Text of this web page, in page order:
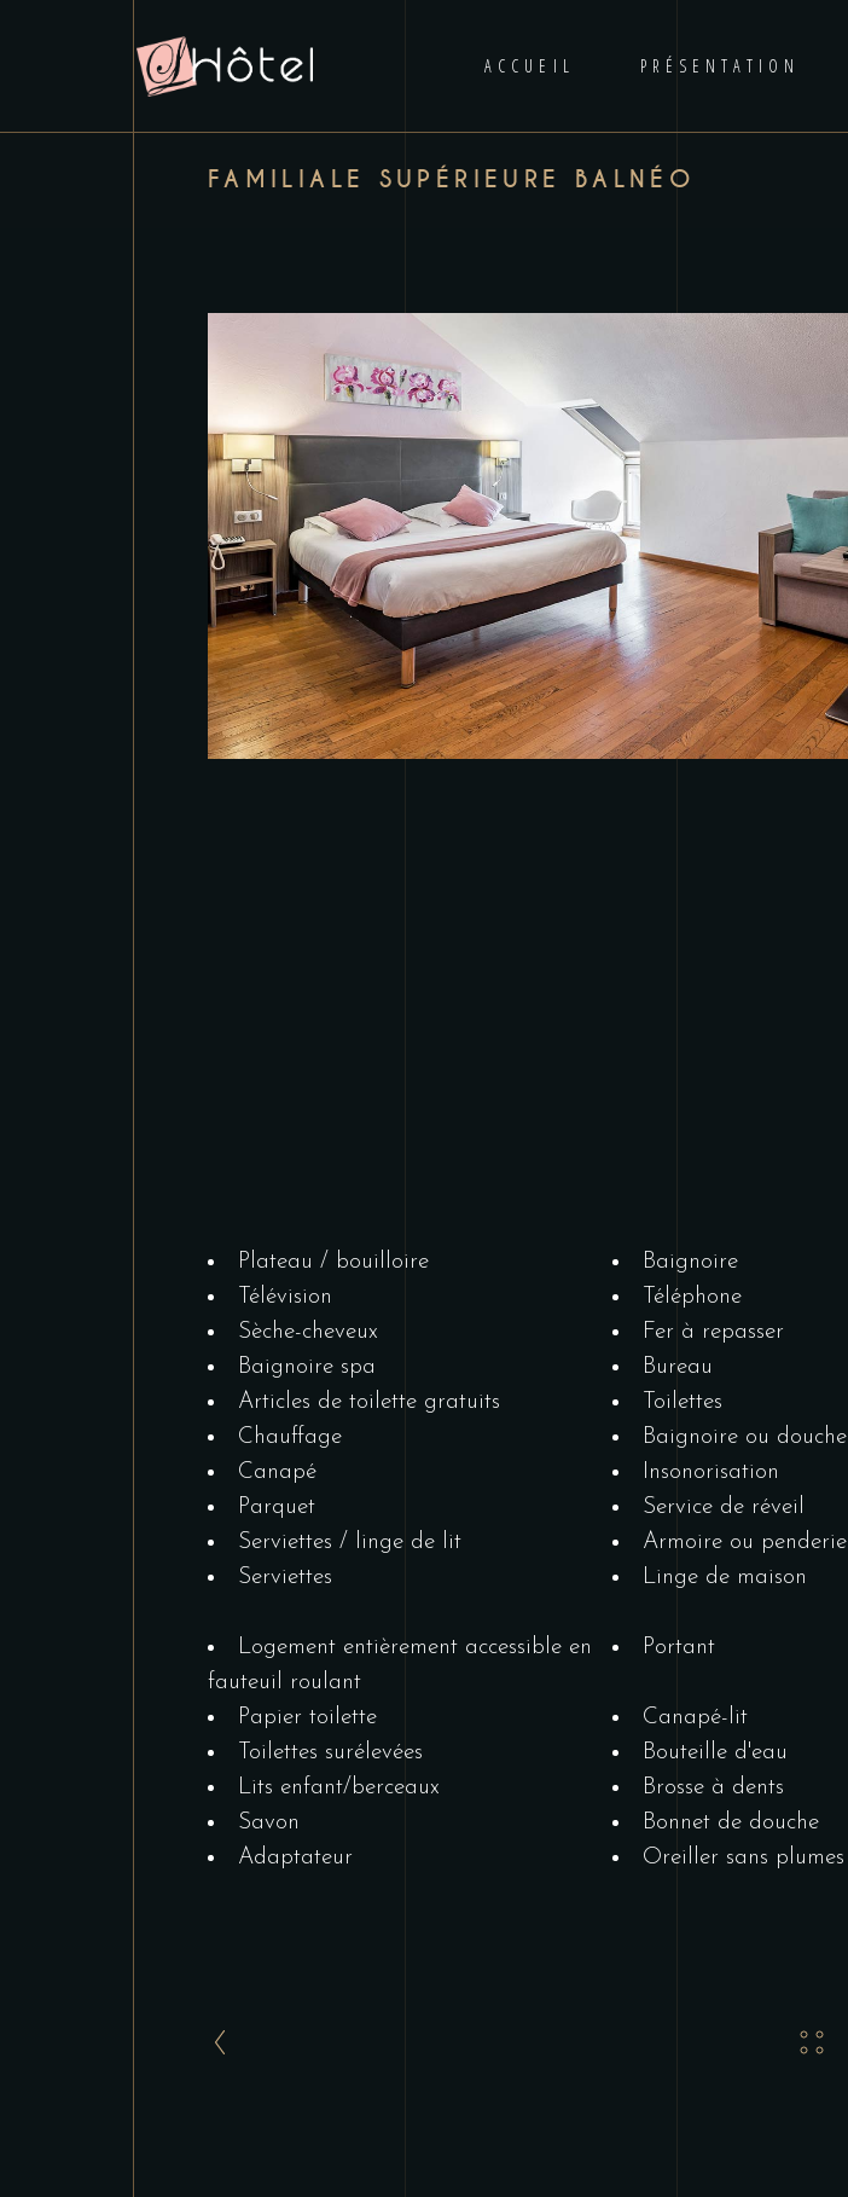
ACCUEIL PRÉSENTATION
FAMILIALE SUPÉRIEURE BALNÉO
Plateau / bouilloire Baignoire
Télévision
Téléphone
Sèche-cheveux
Fer à repasser
Baignoire spa
Bureau
Articles de toilette gratuits
Toilettes
Chauffage
Baignoire ou douche
Canapé
Insonorisation
Parquet
Service de réveil
Serviettes / linge de lit
Armoire ou penderie
Serviettes
Linge de maison
Logement entièrement accessible en
fauteuil roulant
Portant
Papier toilette Canapé-lit
Toilettes surélevées
Bouteille d'eau
Lits enfant/berceaux
Brosse à dents
Savon
Bonnet de douche
Adaptateur
Oreiller sans plumes